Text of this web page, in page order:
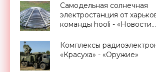
Самодельная солнечная
электростанция от
команды hooli - «Новости
Комплексы
«Красуха» - «Оружие»